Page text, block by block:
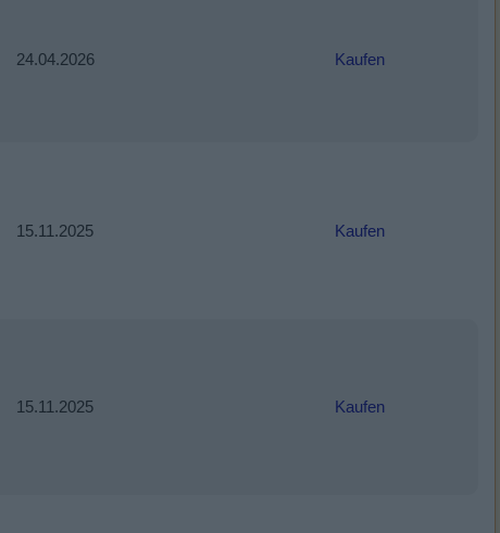
24.04.2026 Kaufen
15.11.2025 Kaufen
15.11.2025 Kaufen